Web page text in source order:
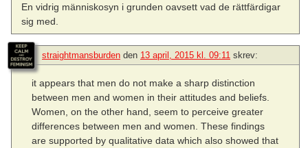
En vidrig människosyn i grunden oavsett vad de rättfärdigar
sig med.
straightmansburden den 13 april, 2015 kl. 09:11 skrev:
it appears that men do not make a sharp distinction
between men and women in their attitudes and beliefs.
Women, on the other hand, seem to perceive greater
differences between men and women. These findings
are supported by qualitative data which also showed that